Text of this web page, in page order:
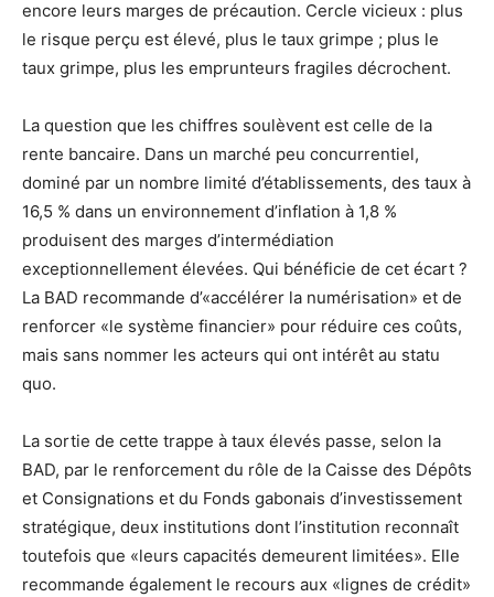
encore leurs marges de précaution. Cercle vicieux : plus
le risque perçu est élevé, plus le taux grimpe ; plus le
taux grimpe, plus les emprunteurs fragiles décrochent.
La question que les chiffres soulèvent est celle de la
rente bancaire. Dans un marché peu concurrentiel,
dominé par un nombre limité d’établissements, des taux à
16,5 % dans un environnement d’inflation à 1,8 %
produisent des marges d’intermédiation
exceptionnellement élevées. Qui bénéficie de cet écart ?
La BAD recommande d’«accélérer la numérisation» et de
renforcer «le système financier» pour réduire ces coûts,
mais sans nommer les acteurs qui ont intérêt au statu
quo.
La sortie de cette trappe à taux élevés passe, selon la
BAD, par le renforcement du rôle de la Caisse des Dépôts
et Consignations et du Fonds gabonais d’investissement
stratégique, deux institutions dont l’institution reconnaît
toutefois que «leurs capacités demeurent limitées». Elle
recommande également le recours aux «lignes de crédit»